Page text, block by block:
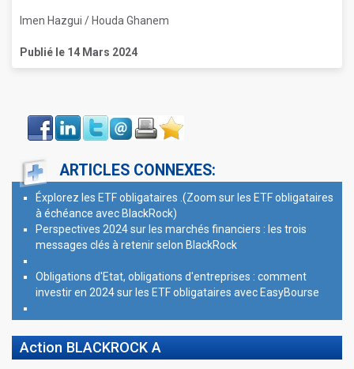
Imen Hazgui / Houda Ghanem
Publié le 14 Mars 2024
Face
book
LinkIn Twitter Envoyer ImprimerFavoris
ARTICLES CONNEXES:
Éxplorez les ETF obligataires .(Zoom sur les ETF obligataires
à échéance avec BlackRock)
Perspectives 2024 sur les marchés financiers : les trois
messages clés à retenir selon BlackRock
Obligations d'Etat, obligations d'entreprises : comment
investir en 2024 sur les ETF obligataires avec EasyBourse
Action BLACKROCK A